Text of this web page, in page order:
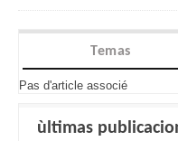
Temas
Pas d'article associé
ùltimas